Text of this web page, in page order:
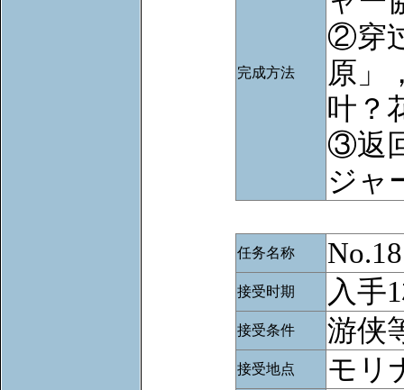
完成方法
②穿
原」
叶？
③返
ジャ
任务名称
接受时期 入手
接受条件 游侠
接受地点 モリ